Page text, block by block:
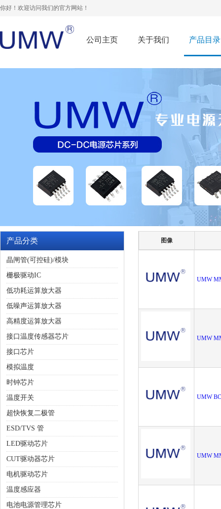
你好！欢迎访问我们的官方网站！
公司主页 关于我们 产品目录
产品分类
晶闸管(可控硅)/模块
栅极驱动IC
低功耗运算放大器
低噪声运算放大器
高精度运算放大器
接口温度传感器芯片
接口芯片
模拟温度
时钟芯片
温度开关
超快恢复二极管
ESD/TVS 管
LED驱动芯片
CUT驱动器芯片
电机驱动芯片
温度感应器
电池电源管理芯片
图像
UMW
UMW
UMW
UMW